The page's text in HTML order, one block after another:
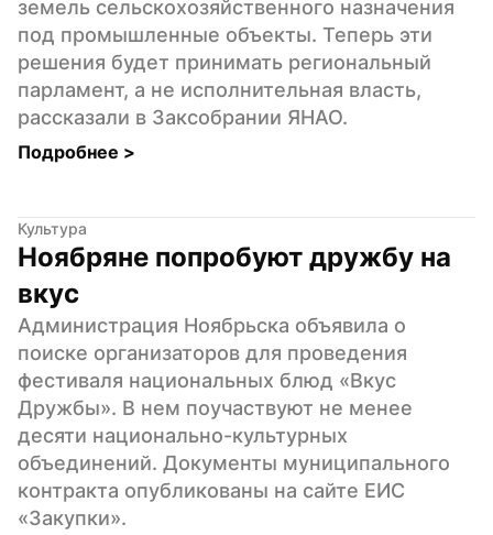
земель сельскохозяйственного назначения
под промышленные объекты. Теперь эти
решения будет принимать региональный
парламент, а не исполнительная власть,
рассказали в Заксобрании ЯНАО.
Подробнее >
Культура
Ноябряне попробуют дружбу на
вкус
Администрация Ноябрьска объявила о
поиске организаторов для проведения
фестиваля национальных блюд «Вкус
Дружбы». В нем поучаствуют не менее
десяти национально-культурных
объединений. Документы муниципального
контракта опубликованы на сайте ЕИС
«Закупки».